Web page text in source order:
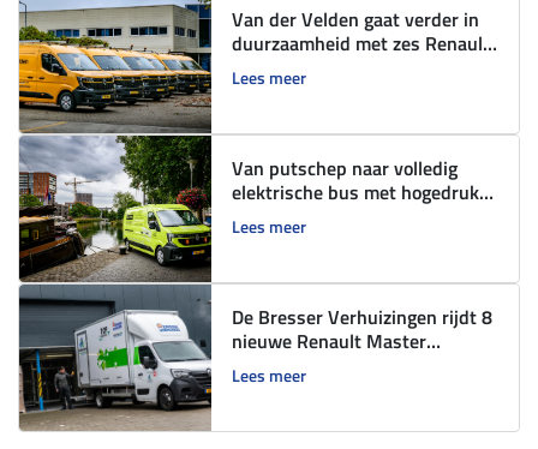
Van der Velden gaat verder in
duurzaamheid met zes Renault
Trucks Master E-Tech
Lees meer
Van putschep naar volledig
elektrische bus met hogedruk
installatie
Lees meer
De Bresser Verhuizingen rijdt 8
nieuwe Renault Master
bedrijfswagens
Lees meer